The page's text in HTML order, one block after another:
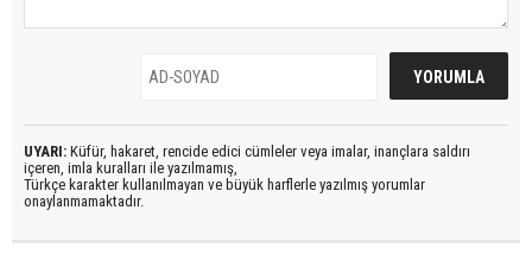
UYARI: Küfür, hakaret, rencide edici cümleler veya imalar, inançlara saldırı
içeren, imla kuralları ile yazılmamış,
Türkçe karakter kullanılmayan ve büyük harflerle yazılmış yorumlar
onaylanmamaktadır.